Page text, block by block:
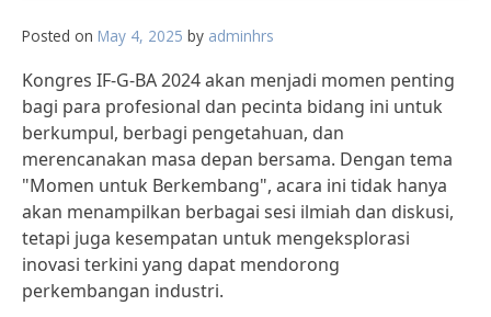
Posted on May 4, 2025 by adminhrs
Kongres IF-G-BA 2024 akan menjadi momen penting
bagi para profesional dan pecinta bidang ini untuk
berkumpul, berbagi pengetahuan, dan
merencanakan masa depan bersama. Dengan tema
"Momen untuk Berkembang", acara ini tidak hanya
akan menampilkan berbagai sesi ilmiah dan diskusi,
tetapi juga kesempatan untuk mengeksplorasi
inovasi terkini yang dapat mendorong
perkembangan industri.